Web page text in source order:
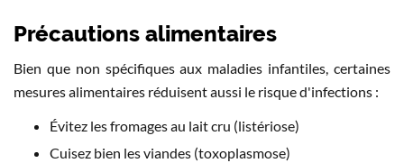
Précautions alimentaires
Bien que non spécifiques aux maladies infantiles, certaines
mesures alimentaires réduisent aussi le risque d'infections :
Évitez les fromages au lait cru (listériose)
Cuisez bien les viandes (toxoplasmose)